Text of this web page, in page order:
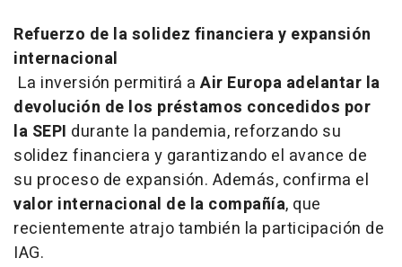
Refuerzo de la solidez financiera y expansión
internacional
La inversión permitirá a Air Europa adelantar la
devolución de los préstamos concedidos por
la SEPI durante la pandemia, reforzando su
solidez financiera y garantizando el avance de
su proceso de expansión. Además, confirma el
valor internacional de la compañía, que
recientemente atrajo también la participación de
IAG.